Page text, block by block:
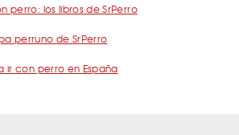
perro: los libros de SrPerro
perruno de SrPerro
ir con perro en España